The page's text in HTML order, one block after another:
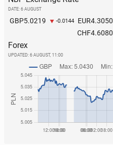
DATE: 6 AUGUST
GBP5.0219 -0.0144 EUR4.3050
CHF4.6080
Forex
UPDATED: 6 AUGUST, 11:00